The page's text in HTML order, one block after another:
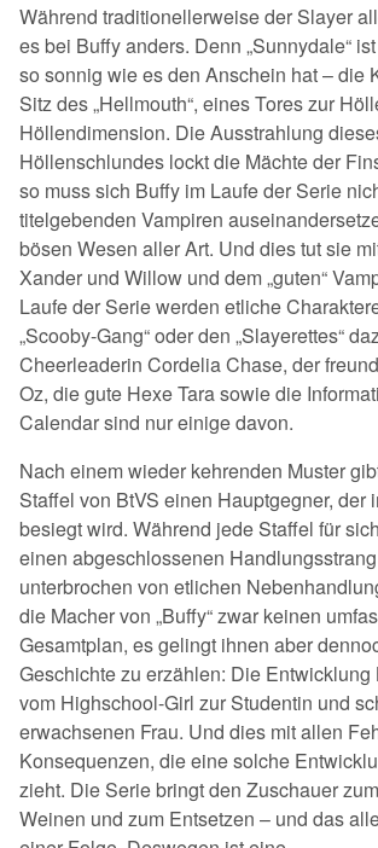
Während traditionellerweise der Slayer
es bei Buffy anders. Denn „Sunnydale“
so sonnig wie es den Anschein hat – die
Sitz des „Hellmouth“, eines Tores zur
Höllendimension. Die Ausstrahlung
Höllenschlundes lockt die Mächte der
so muss sich Buffy im Laufe der Serie
titelgebenden Vampiren
bösen Wesen aller Art. Und dies tut sie
Xander und Willow und dem „guten“
Laufe der Serie werden etliche
„Scooby-Gang“ oder den „Slayerettes“
Cheerleaderin Cordelia Chase, der
Oz, die gute Hexe Tara sowie die
Calendar sind nur einige davon.
Nach einem wieder kehrenden Muster
Staffel von BtVS einen Hauptgegner, der
besiegt wird. Während jede Staffel für
einen abgeschlossenen
unterbrochen von etlichen
die Macher von „Buffy“ zwar keinen
Gesamtplan, es gelingt ihnen aber
Geschichte zu erzählen: Die Entwicklung
vom Highschool-Girl zur Studentin und
erwachsenen Frau. Und dies mit allen
Konsequenzen, die eine solche
zieht. Die Serie bringt den Zuschauer
Weinen und zum Entsetzen – und das